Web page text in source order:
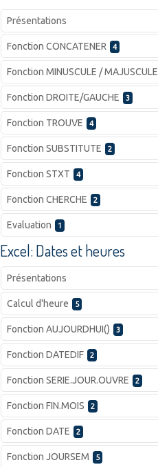
Présentations
Fonction CONCATENER 4
Fonction MINUSCULE / MAJUSCULE
Fonction DROITE/GAUCHE 3
Fonction TROUVE 4
Fonction SUBSTITUTE 2
Fonction STXT 4
Fonction CHERCHE 2
Evaluation 1
Excel: Dates et heures
Présentations
Calcul d'heure 5
Fonction AUJOURDHUI() 3
Fonction DATEDIF 2
Fonction SERIE.JOUR.OUVRE 2
Fonction FIN.MOIS 2
Fonction DATE 2
Fonction JOURSEM 5